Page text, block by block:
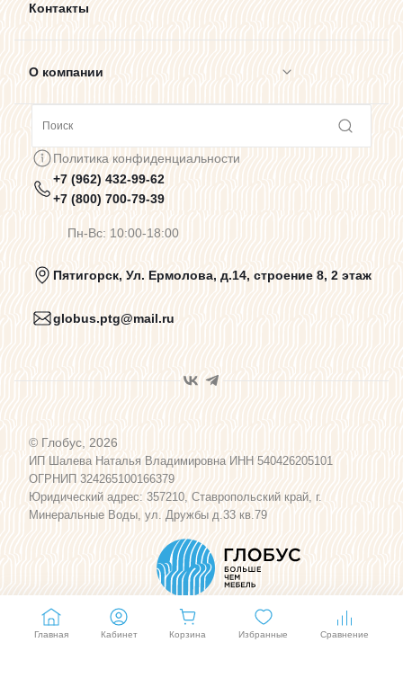
Контакты
О компании
Предупреждения о цветопередаче
Политика конфиденциальности
Пользовательское соглашение
Программа лояльности
Карта сайта
Политика конфиденциальности
+7 (962) 432-99-62
+7 (800) 700-79-39
Пн-Вс: 10:00-18:00
Пятигорск, Ул. Ермолова, д.14, строение 8, 2 этаж
globus.ptg@mail.ru
© Глобус, 2026
ИП Шалева Наталья Владимировна ИНН 540426205101
ОГРНИП 324265100166379
Юридический адрес: 357210, Ставропольский край, г.
Минеральные Воды, ул. Дружбы д.33 кв.79
Главная Кабинет Корзина Избранные Сравнение